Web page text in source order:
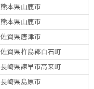
熊本県山鹿市
熊本県山鹿市
佐賀県唐津市
佐賀県杵島郡白石町
長崎県諫早市高来町
長崎県島原市